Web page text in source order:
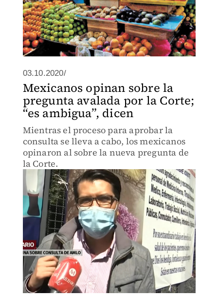
03.10.2020/
Mexicanos opinan sobre la
pregunta avalada por la Corte;
“es ambigua”, dicen
Mientras el proceso para aprobar la
consulta se lleva a cabo, los mexicanos
opinaron al sobre la nueva pregunta de
la Corte.